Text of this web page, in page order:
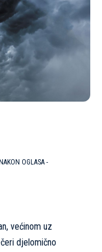
OGLASA -
većinom uz
djelomično